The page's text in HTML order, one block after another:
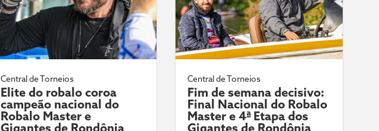
Central de Torneios
Elite do robalo coroa
campeão nacional do
Robalo Master e
Gigantes de Rondônia
Central de Torneios
Fim de semana decisivo:
Final Nacional do Robalo
Master e 4ª Etapa dos
Gigantes de Rondônia